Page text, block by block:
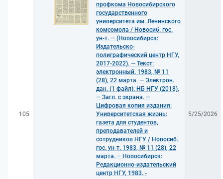
105
профкома Новосибирского
государственного
университета им. Ленинского
комсомола / Новосиб. гос.
ун-т. — (Новосибирск:
Издательско-
полиграфический центр НГУ,
2017-2022). — Текст:
электронный. 1983, № 11
(28), 22 марта. — Электрон.
дан. (1 файл): НБ НГУ (2018).
— Загл. с экрана. —
Цифровая копия издания:
Университетская жизнь:
газета для студентов,
преподавателей и
сотрудников НГУ / Новосиб.
гос. ун-т. 1983, № 11 (28), 22
марта. – Новосибирск:
Редакционно-издательский
центр НГУ, 1983. -
5/25/2026